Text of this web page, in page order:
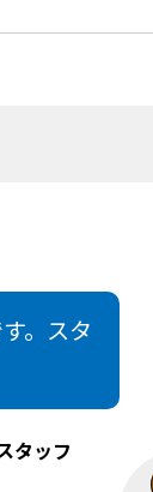
。スタ
タッフ